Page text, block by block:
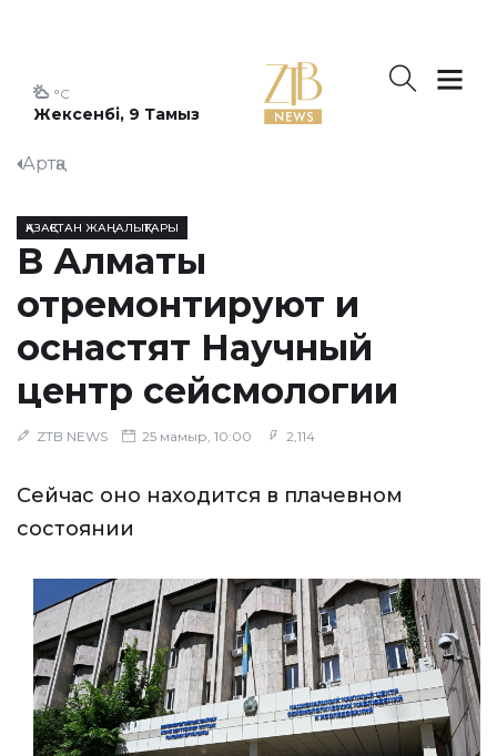
Жексенбі, 9 Тамыз
°C
Артқа
ҚАЗАҚСТАН ЖАҢАЛЫҚТАРЫ
В Алматы
отремонтируют и
оснастят Научный
центр сейсмологии
ZTB NEWS 25 мамыр, 10:00 2,114
Сейчас оно находится в плачевном
состоянии